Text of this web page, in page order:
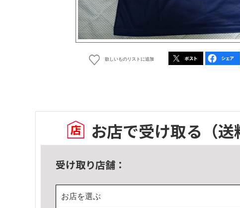
欲しいものリストに追加
お店で受け取る （
受け取り店舗：
お店を選ぶ